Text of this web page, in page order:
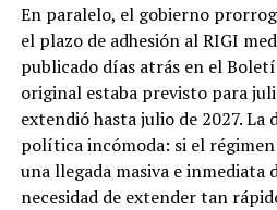
En paralelo, el gobierno
el plazo de adhesión al RIGI
publicado días atrás en el
original estaba previsto para
extendió hasta julio de 2027. La
política incómoda: si el
una llegada masiva e inmediata
necesidad de extender tan